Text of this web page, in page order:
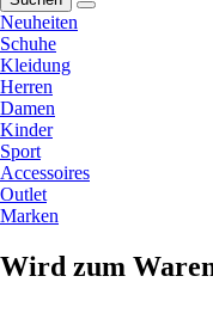
Neuheiten
Schuhe
Kleidung
Herren
Damen
Kinder
Sport
Accessoires
Outlet
Marken
Wird zum